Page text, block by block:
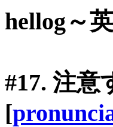
hellog～
#17. 注意
[